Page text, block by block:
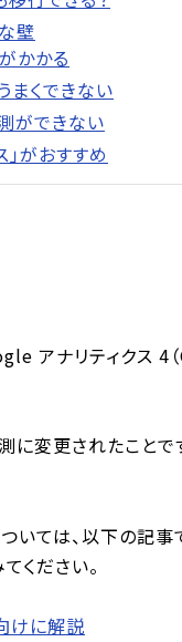
壁
かかる
くできない
ができない
がおすすめ
アナリティクス 4
変更されたことで
ては、以下の記事
ください。
けに解説